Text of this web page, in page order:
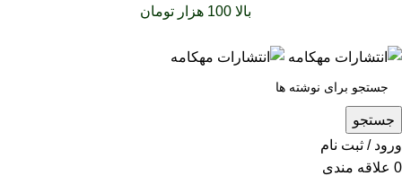
بالا 100 هزار تومان
جستجو
ورود / ثبت نام
0 علاقه مندی